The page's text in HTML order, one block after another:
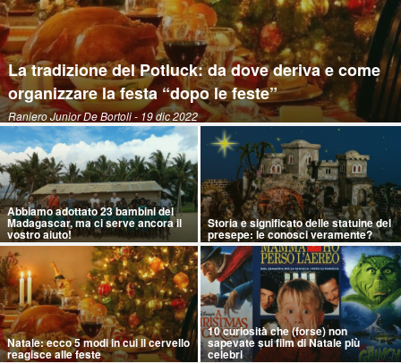
La tradizione del Potluck: da dove deriva e come
organizzare la festa “dopo le feste”
Raniero Junior De Bortoli- 19 dic 2022
Abbiamo adottato 23 bambini del
Madagascar, ma ci serve ancora il
vostro aiuto!
Storia e significato delle statuine del
presepe: le conosci veramente?
Natale: ecco 5 modi in cui il cervello
reagisce alle feste
10 curiosità che (forse) non
sapevate sui film di Natale più
celebri